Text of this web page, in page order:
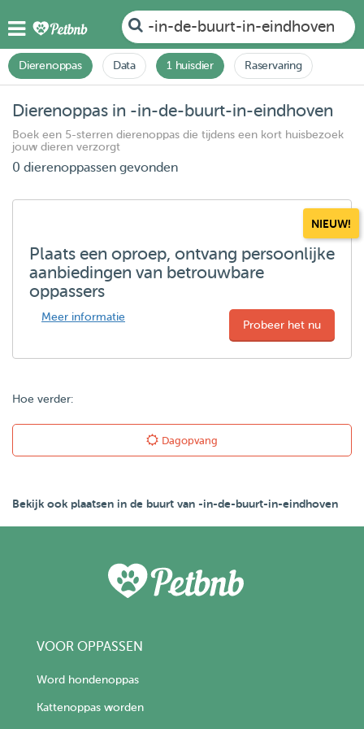
-in-de-buurt-in-eindhoven
Dierenoppas Data 1 huisdier Raservaring
Dierenoppas in -in-de-buurt-in-eindhoven
Boek een 5-sterren dierenoppas die tijdens een kort huisbezoek
jouw dieren verzorgt
0 dierenoppassen gevonden
NIEUW!
Plaats een oproep, ontvang persoonlijke
aanbiedingen van betrouwbare
oppassers
Meer informatie
Probeer het nu
Hoe verder:
Dagopvang
Bekijk ook plaatsen in de buurt van -in-de-buurt-in-eindhoven
VOOR OPPASSEN
Word hondenoppas
Kattenoppas worden